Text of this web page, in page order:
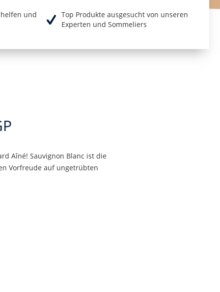
und
Top Produkte ausgesucht von unseren
Experten und Sommeliers
Aîné! Sauvignon Blanc ist die
Vorfreude auf ungetrübten